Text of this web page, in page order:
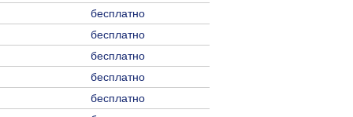
бесплатно
бесплатно
бесплатно
бесплатно
бесплатно